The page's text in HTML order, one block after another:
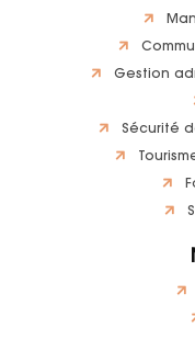
Gestion
Sécurité